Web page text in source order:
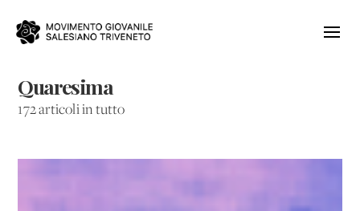
Quaresima
172 articoli in tutto